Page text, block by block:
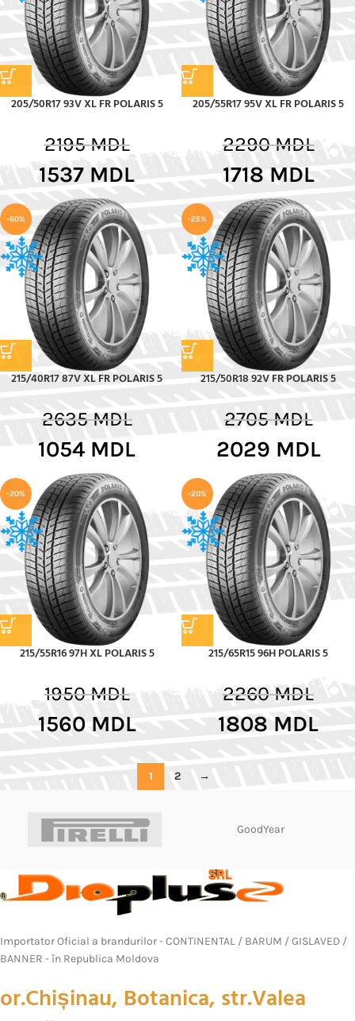
205/50R17 93V XL FR POLARIS 5
2195MDL
1537 MDL
205/55R17 95V XL FR POLARIS 5
2290MDL
1718 MDL
-60%
215/40R17 87V XL FR POLARIS 5
2635MDL
1054 MDL
-25%
215/50R18 92V FR POLARIS 5
2705MDL
2029 MDL
-20%
215/55R16 97H XL POLARIS 5
1950MDL
1560 MDL
-20%
215/65R15 96H POLARIS 5
2260MDL
1808 MDL
1 2 →
GoodYear
Importator Oficial a brandurilor - CONTINENTAL / BARUM / GISLAVED /
BANNER - în Republica Moldova
or.Chișinau, Botanica, str.Valea